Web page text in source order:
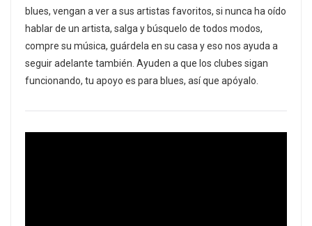
blues, vengan a ver a sus artistas favoritos, si nunca ha oído
hablar de un artista, salga y búsquelo de todos modos,
compre su música, guárdela en su casa y eso nos ayuda a
seguir adelante también. Ayuden a que los clubes sigan
funcionando, tu apoyo es para blues, así que apóyalo.